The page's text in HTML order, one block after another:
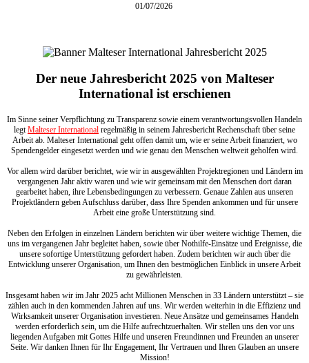
01/07/2026
Der neue Jahresbericht 2025 von Malteser
International ist erschienen
Im Sinne seiner Verpflichtung zu Transparenz sowie einem verantwortungsvollen Handeln
legtMalteser International regelmäßig in seinem Jahresbericht Rechenschaft über seine
Arbeit ab. Malteser International geht offen damit um, wie er seine Arbeit finanziert, wo
Spendengelder eingesetzt werden und wie genau den Menschen weltweit geholfen wird.
Vor allem wird darüber berichtet, wie wir in ausgewählten Projektregionen und Ländern im
vergangenen Jahr aktiv waren und wie wir gemeinsam mit den Menschen dort daran
gearbeitet haben, ihre Lebensbedingungen zu verbessern. Genaue Zahlen aus unseren
Projektländern geben Aufschluss darüber, dass Ihre Spenden ankommen und für unsere
Arbeit eine große Unterstützung sind.
Neben den Erfolgen in einzelnen Ländern berichten wir über weitere wichtige Themen, die
uns im vergangenen Jahr begleitet haben, sowie über Nothilfe-Einsätze und Ereignisse, die
unsere sofortige Unterstützung gefordert haben. Zudem berichten wir auch über die
Entwicklung unserer Organisation, um Ihnen den bestmöglichen Einblick in unsere Arbeit
zu gewährleisten.
Insgesamt haben wir im Jahr 2025 acht Millionen Menschen in 33 Ländern unterstützt – sie
zählen auch in den kommenden Jahren auf uns. Wir werden weiterhin in die Effizienz und
Wirksamkeit unserer Organisation investieren. Neue Ansätze und gemeinsames Handeln
werden erforderlich sein, um die Hilfe aufrechtzuerhalten. Wir stellen uns den vor uns
liegenden Aufgaben mit Gottes Hilfe und unseren Freundinnen und Freunden an unserer
Seite. Wir danken Ihnen für Ihr Engagement, Ihr Vertrauen und Ihren Glauben an unsere
Mission!